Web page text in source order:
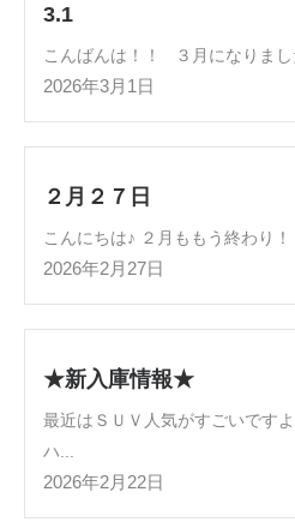
3.1
こんばんは！！ ３月になりまし
2026年3月1日
２月２７日
こんにちは♪ ２月ももう終わり！
2026年2月27日
★新入庫情報★
最近はＳＵＶ人気がすごいです
ハ...
2026年2月22日